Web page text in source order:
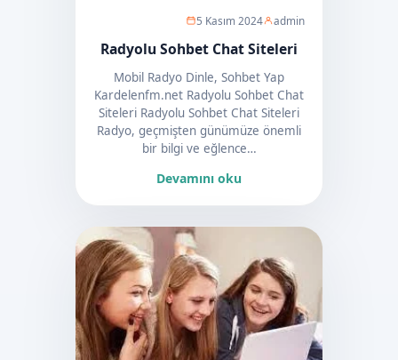
5 Kasım 2024 admin
Radyolu Sohbet Chat Siteleri
Mobil Radyo Dinle, Sohbet Yap
Kardelenfm.net Radyolu Sohbet Chat
Siteleri Radyolu Sohbet Chat Siteleri
Radyo, geçmişten günümüze önemli
bir bilgi ve eğlence…
Devamını oku